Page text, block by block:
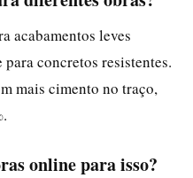
acabamentos leves
concretos resistentes.
mais cimento no traço,
online para isso?